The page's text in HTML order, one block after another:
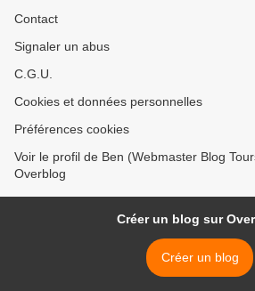
Contact
Signaler un abus
C.G.U.
Cookies et données personnelles
Préférences cookies
Voir le profil de Ben (Webmaster Blog
Overblog
Créer un blog sur
Créer un blog